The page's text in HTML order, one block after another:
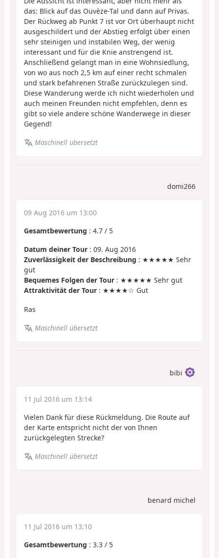
das: Blick auf das Ouvèze-Tal und dann auf Privas.
Der Rückweg ab Punkt 7 ist vor Ort überhaupt nicht
ausgeschildert und der Abstieg erfolgt über einen
sehr steinigen und instabilen Weg, der wenig
interessant und für die Knie anstrengend ist.
Anschließend gelangt man in eine Wohnsiedlung,
von wo aus noch 2,5 km auf einer recht schmalen
und stark befahrenen Straße zurückzulegen sind.
Diese Wanderung werde ich nicht wiederholen und
auch meinen Freunden nicht empfehlen, denn es
gibt so viele andere schöne Wanderwege in dieser
Gegend!
Maschinell übersetzt
domi266
09 Aug 2016 um 13:00
Gesamtbewertung : 4.7 / 5
Datum deiner Tour : 09. Aug 2016
Zuverlässigkeit der Beschreibung : ★★★★★ Sehr
gut
Bequemes Folgen der Tour : ★★★★★ Sehr gut
Attraktivität der Tour : ★★★★☆ Gut
Ras
Maschinell übersetzt
bibi
11 Jul 2016 um 13:14
Vielen Dank für diese Rückmeldung. Die Route auf
der Karte entspricht nicht der von Ihnen
zurückgelegten Strecke?
Maschinell übersetzt
benard michel
11 Jul 2016 um 13:10
Gesamtbewertung : 3.3 / 5